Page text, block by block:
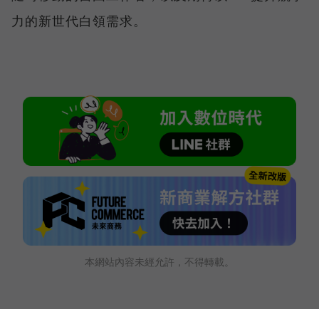
力的新世代白領需求。
本網站內容未經允許，不得轉載。